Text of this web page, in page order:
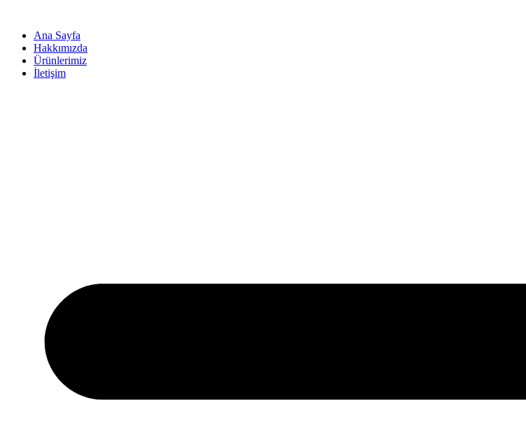
Ana Sayfa
Hakkımızda
Ürünlerimiz
İletişim